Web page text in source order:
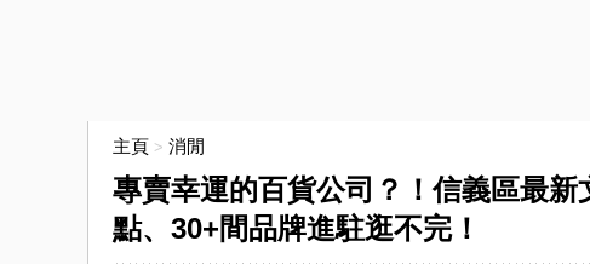
主頁 > 消閒
專賣幸運的百貨公司？！信義區最
點、30+間品牌進駐逛不完！